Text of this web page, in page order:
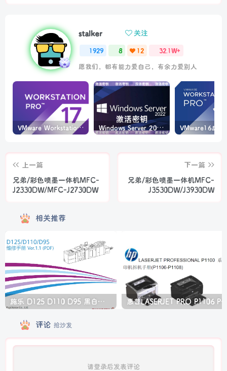
stalker 关注
1929 8 12
32.1W+
愿我们，都有能力爱自己，有余力爱别人
VMware Workstation PRO v17.6.4 正式版_虚拟机(带激活密钥) Windows Server 2022激活密钥 2024 5月更新
上一篇
兄弟/彩色喷墨一体机MFC-
J2330DW/MFC-J2730DW
下一篇
兄弟/彩色喷墨一体机MFC-
J3530DW/J3930DW
相关推荐
施乐 D125 D110 D95 黑白生产型高速复印机中文维修手册 惠普LASERJET PRO P1106
评论 抢沙发
请登录后发表评论